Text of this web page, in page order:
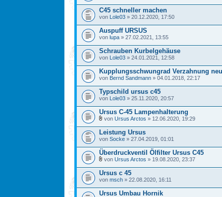
C45 schneller machen
von Lole03 » 20.12.2020, 17:50
Auspuff URSUS
von lupa » 27.02.2021, 13:55
Schrauben Kurbelgehäuse
von Lole03 » 24.01.2021, 12:58
Kupplungsschwungrad Verzahnung
von Bernd Sandmann » 04.01.2018, 22:17
Typschild ursus c45
von Lole03 » 25.11.2020, 20:57
Ursus C-45 Lampenhalterung
von Ursus Arctos » 12.06.2020, 19:29
Leistung Ursus
von Socke » 27.04.2019, 01:01
Überdruckventil Ölfilter Ursus C45
von Ursus Arctos » 19.08.2020, 23:37
Ursus c 45
von msch » 22.08.2020, 16:11
Ursus Umbau Hornik